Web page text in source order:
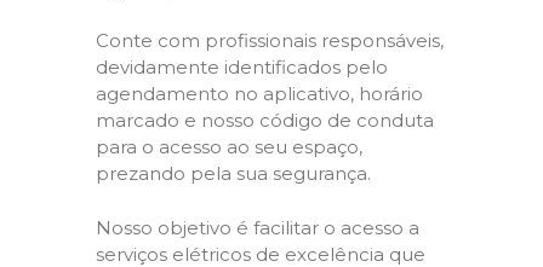
Conte com profissionais responsáveis,
devidamente identificados pelo
agendamento no aplicativo, horário
marcado e nosso código de conduta
para o acesso ao seu espaço,
prezando pela sua segurança.
Nosso objetivo é facilitar o acesso a
serviços elétricos de excelência que